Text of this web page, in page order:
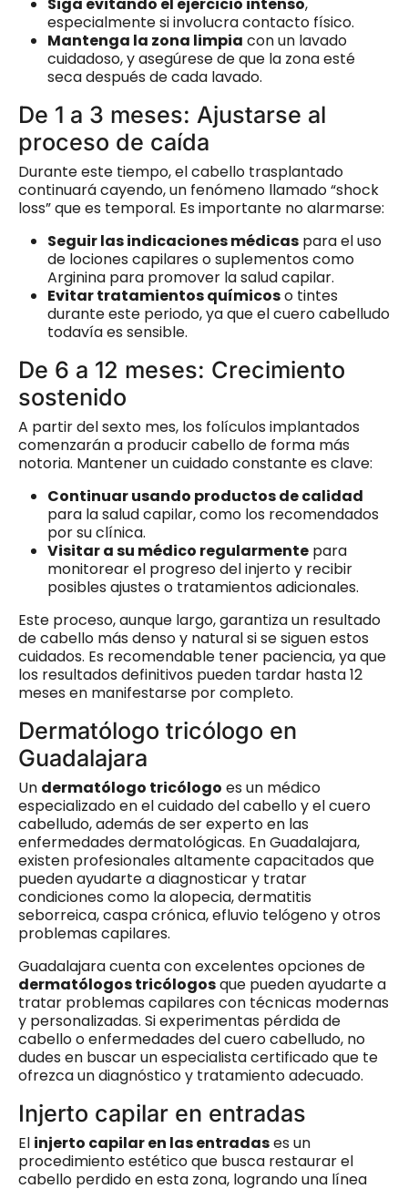
especialmente si involucra contacto físico.
Mantenga la zona limpia con un lavado
cuidadoso, y asegúrese de que la zona esté
seca después de cada lavado.
De 1 a 3 meses: Ajustarse al
proceso de caída
Durante este tiempo, el cabello trasplantado
continuará cayendo, un fenómeno llamado “shock
loss” que es temporal. Es importante no alarmarse:
Seguir las indicaciones médicas para el uso
de lociones capilares o suplementos como
Arginina para promover la salud capilar.
Evitar tratamientos químicoso tintes
durante este periodo, ya que el cuero cabelludo
todavía es sensible.
De 6 a 12 meses: Crecimiento
sostenido
A partir del sexto mes, los folículos implantados
comenzarán a producir cabello de forma más
notoria. Mantener un cuidado constante es clave:
Continuar usando productos de calidad
para la salud capilar, como los recomendados
por su clínica.
Visitar a su médico regularmente para
monitorear el progreso del injerto y recibir
posibles ajustes o tratamientos adicionales.
Este proceso, aunque largo, garantiza un resultado
de cabello más denso y natural si se siguen estos
cuidados. Es recomendable tener paciencia, ya que
los resultados definitivos pueden tardar hasta 12
meses en manifestarse por completo.
Dermatólogo tricólogo en
Guadalajara
Un dermatólogo tricólogo es un médico
especializado en el cuidado del cabello y el cuero
cabelludo, además de ser experto en las
enfermedades dermatológicas. En Guadalajara,
existen profesionales altamente capacitados que
pueden ayudarte a diagnosticar y tratar
condiciones como la alopecia, dermatitis
seborreica, caspa crónica, efluvio telógeno y otros
problemas capilares.
Guadalajara cuenta con excelentes opciones de
dermatólogos tricólogosque pueden ayudarte a
tratar problemas capilares con técnicas modernas
y personalizadas. Si experimentas pérdida de
cabello o enfermedades del cuero cabelludo, no
dudes en buscar un especialista certificado que te
ofrezca un diagnóstico y tratamiento adecuado.
Injerto capilar en entradas
El injerto capilar en las entradases un
procedimiento estético que busca restaurar el
cabello perdido en esta zona, logrando una línea